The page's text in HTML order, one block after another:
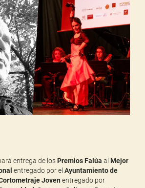
entrega de losPremios Falúa alMejor
entregado por elAyuntamiento de
Jovenentregado por